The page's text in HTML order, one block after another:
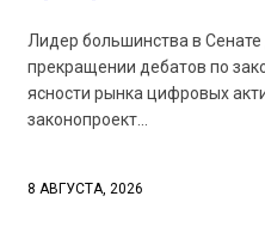
Лидер большинства в
прекращении дебатов по
ясности рынка цифровых
законопроект...
8 АВГУСТА, 2026